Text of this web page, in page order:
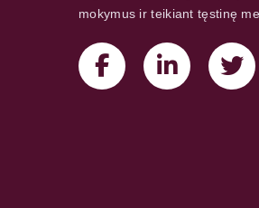
mokymus ir teikiant tęstinę